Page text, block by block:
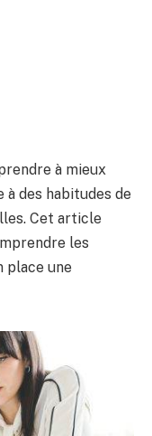
à mieux
des habitudes de
Cet article
les
place une